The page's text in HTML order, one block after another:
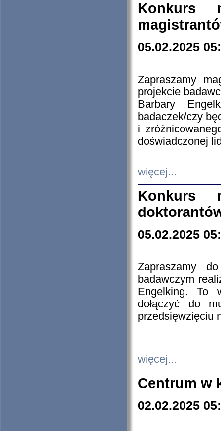
Konkurs
05.02.2025
Zapraszamy
projekcie
Barbary
badaczek/czy
i
doświadczonej
więcej...
Konkurs
05.02.2025
Zapraszamy
badawczym
Engelking. To
dołączyć do
przedsięwzięciu
więcej...
Centrum w
02.02.2025